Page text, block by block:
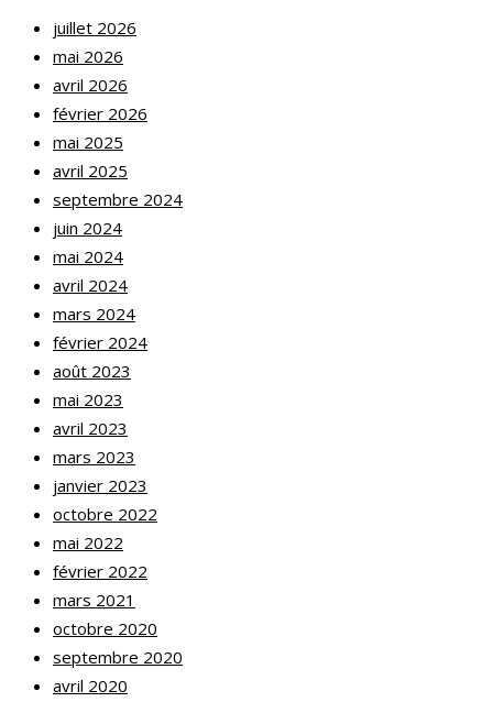
juillet 2026
mai 2026
avril 2026
février 2026
mai 2025
avril 2025
septembre 2024
juin 2024
mai 2024
avril 2024
mars 2024
février 2024
août 2023
mai 2023
avril 2023
mars 2023
janvier 2023
octobre 2022
mai 2022
février 2022
mars 2021
octobre 2020
septembre 2020
avril 2020